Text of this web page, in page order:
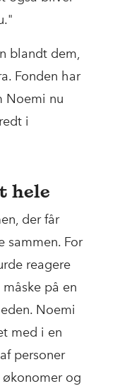
blandt dem,
Fonden har
Noemi nu
i
hele
der får
For
reagere
på en
Noemi
med i en
personer
og